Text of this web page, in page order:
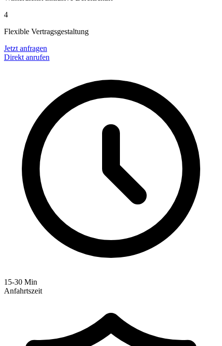
4
Flexible Vertragsgestaltung
Jetzt anfragen
Direkt anrufen
15-30 Min
Anfahrtszeit